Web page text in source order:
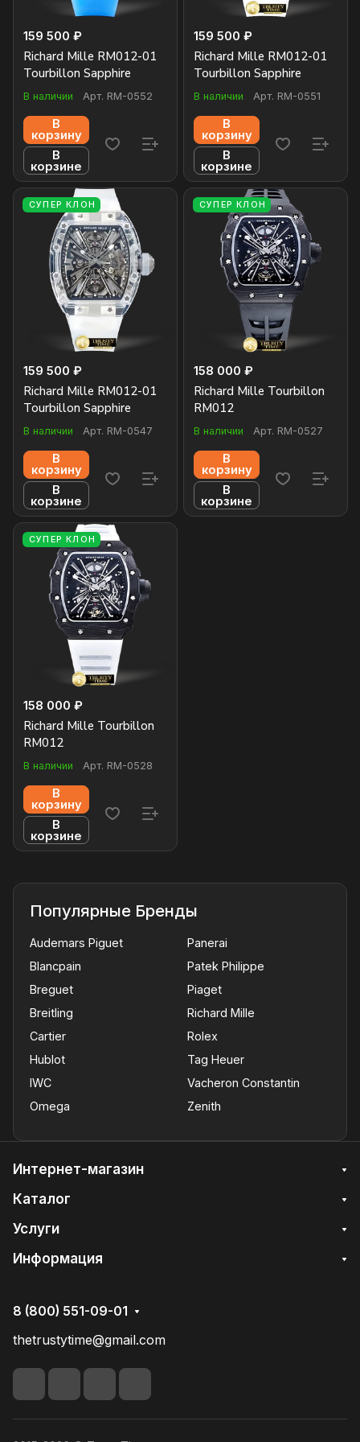
159 500 ₽
Richard Mille RM012-01
Tourbillon Sapphire
В наличии Арт. RM-0552
В
корзину
В
корзине
159 500 ₽
Richard Mille RM012-01
Tourbillon Sapphire
В наличии Арт. RM-0551
В
корзину
В
корзине
СУПЕР КЛОН
159 500 ₽
Richard Mille RM012-01
Tourbillon Sapphire
В наличии Арт. RM-0547
В
корзину
В
корзине
СУПЕР КЛОН
158 000 ₽
Richard Mille Tourbillon
RM012
В наличии Арт. RM-0527
В
корзину
В
корзине
СУПЕР КЛОН
158 000 ₽
Richard Mille Tourbillon
RM012
В наличии Арт. RM-0528
В
корзину
В
корзине
Популярные Бренды
Audemars Piguet
Blancpain
Breguet
Breitling
Cartier
Hublot
IWC
Omega
Panerai
Patek Philippe
Piaget
Richard Mille
Rolex
Tag Heuer
Vacheron Constantin
Zenith
Интернет-магазин
Каталог
Услуги
Информация
8 (800) 551-09-01
thetrustytime@gmail.com